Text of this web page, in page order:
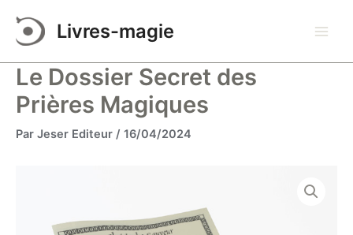
contenu
Livres-magie
Le Dossier Secret des
Prières Magiques
Par Jeser Editeur / 16/04/2024